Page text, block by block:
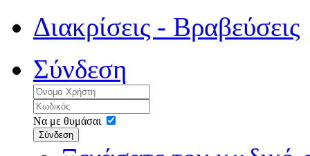
Διακρίσεις - Βραβεύσεις
Σύνδεση
Να με θυμάσαι
Σύνδεση